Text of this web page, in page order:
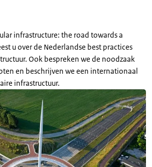
infrastructure: the road towards a
u over de Nederlandse best practices
Ook bespreken we de noodzaak
en beschrijven we een internationaal
infrastructuur.